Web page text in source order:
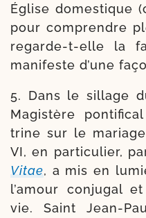
Église domes­tique
pour com­prendre
regarde-​t-​elle la
mani­feste d’une
5. Dans le sillage
Magistère
trine sur le
VI, en par­ti­cu­lier,
Vitae, a mis en
l’amour conju­gal
vie. Saint Jean-​